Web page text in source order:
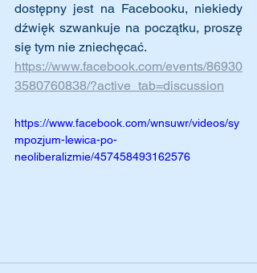
dostępny jest na Facebooku, niekiedy
dźwięk szwankuje na początku, proszę
się tym nie zniechęcać.
https://www.facebook.com/events/86930
3580760838/?active_tab=discussion
https://www.facebook.com/wnsuwr/videos/sy
mpozjum-lewica-po-
neoliberalizmie/457458493162576